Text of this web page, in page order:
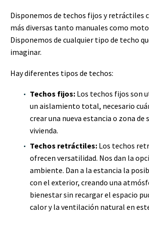
Disponemos de techos fijos y retráctiles
más diversas tanto manuales como
Disponemos de cualquier tipo de techo
imaginar.
Hay diferentes tipos de techos:
Techos fijos: Los techos fijos son
un aislamiento total, necesario
crear una nueva estancia o zona de
vivienda.
Techos retráctiles: Los techos
ofrecen versatilidad. Nos dan la
ambiente. Dan a la estancia la
con el exterior, creando una
bienestar sin recargar el espacio
calor y la ventilación natural en